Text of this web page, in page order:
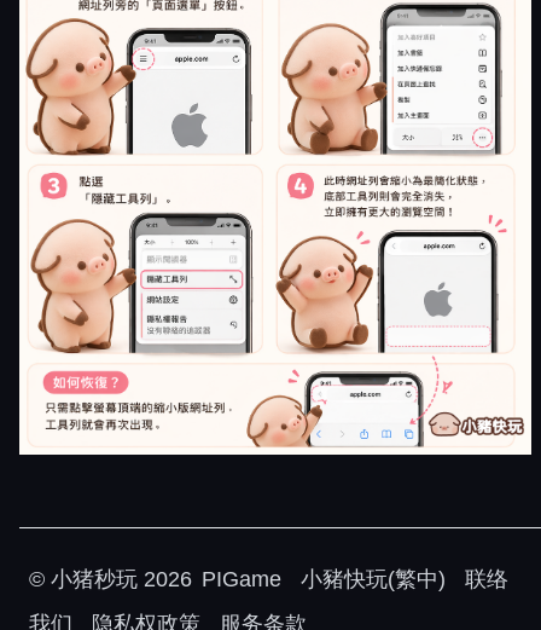
© 小猪秒玩 2026 PIGame 小豬快玩(繁中)
联络
我们
隐私权政策 服务条款